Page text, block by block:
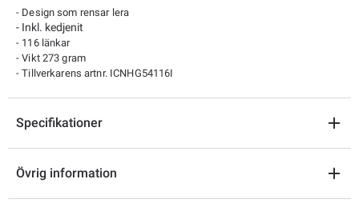
- Design som rensar lera
- Inkl. kedjenit
- 116 länkar
- Vikt 273 gram
- Tillverkarens artnr. ICNHG54116I
Specifikationer
Övrig information